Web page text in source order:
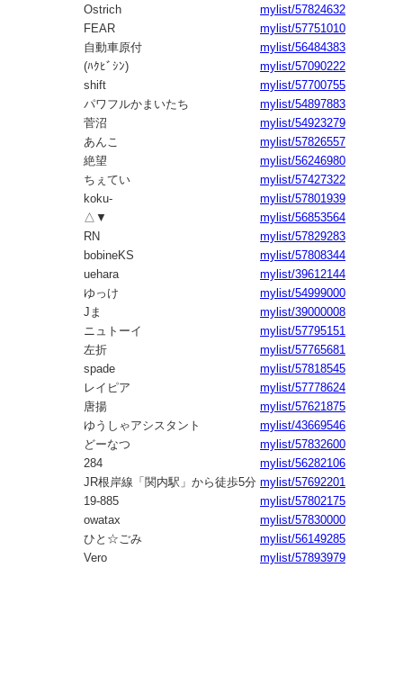
Ostrich
mylist/57824632
FEAR
mylist/57751010
自動車原付
mylist/56484383
(ﾊｸﾋﾞｼﾝ)
mylist/57090222
shift
mylist/57700755
パワフルかまいたち
mylist/54897883
菅沼
mylist/54923279
あんこ
mylist/57826557
絶望
mylist/56246980
ちぇてい
mylist/57427322
koku-
mylist/57801939
△▼
mylist/56853564
RN
mylist/57829283
bobineKS
mylist/57808344
uehara
mylist/39612144
ゆっけ
mylist/54999000
Jま
mylist/39000008
ニュトーイ
mylist/57795151
左折
mylist/57765681
spade
mylist/57818545
レイピア
mylist/57778624
唐揚
mylist/57621875
ゆうしゃアシスタント
mylist/43669546
どーなつ
mylist/57832600
284
mylist/56282106
JR根岸線「関内駅」から徒歩5分 mylist/57692201
19-885
mylist/57802175
owatax
mylist/57830000
ひと☆ごみ
mylist/56149285
Vero
mylist/57893979